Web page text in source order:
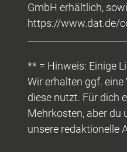
GmbH erhältlich,
https://www.dat.de/
** = Hinweis: Einige
Wir erhalten ggf.
diese nutzt. Für dich
Mehrkosten, aber
unsere redaktionelle